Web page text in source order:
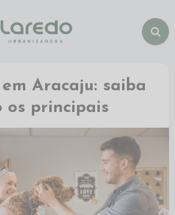
Aracaju: saiba
os principais